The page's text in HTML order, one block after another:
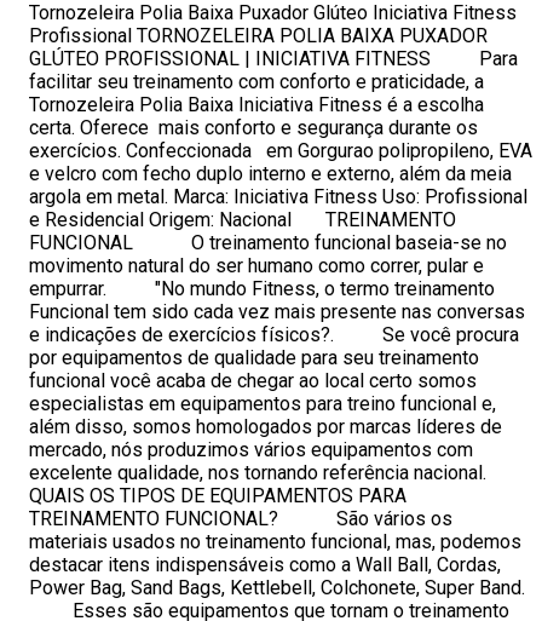
Tornozeleira Polia Baixa Puxador Glúteo Iniciativa Fitness
Profissional TORNOZELEIRA POLIA BAIXA PUXADOR
GLÚTEO PROFISSIONAL | INICIATIVA FITNESS Para
facilitar seu treinamento com conforto e praticidade, a
Tornozeleira Polia Baixa Iniciativa Fitness é a escolha
certa. Oferece mais conforto e segurança durante os
exercícios. Confeccionada em Gorgurao polipropileno, EVA
e velcro com fecho duplo interno e externo, além da meia
argola em metal. Marca: Iniciativa Fitness Uso: Profissional
e Residencial Origem: Nacional TREINAMENTO
FUNCIONAL O treinamento funcional baseia-se no
movimento natural do ser humano como correr, pular e
empurrar. "No mundo Fitness, o termo treinamento
Funcional tem sido cada vez mais presente nas conversas
e indicações de exercícios físicos?. Se você procura
por equipamentos de qualidade para seu treinamento
funcional você acaba de chegar ao local certo somos
especialistas em equipamentos para treino funcional e,
além disso, somos homologados por marcas líderes de
mercado, nós produzimos vários equipamentos com
excelente qualidade, nos tornando referência nacional.
QUAIS OS TIPOS DE EQUIPAMENTOS PARA
TREINAMENTO FUNCIONAL? São vários os
materiais usados no treinamento funcional, mas, podemos
destacar itens indispensáveis como a Wall Ball, Cordas,
Power Bag, Sand Bags, Kettlebell, Colchonete, Super Band.
Esses são equipamentos que tornam o treinamento